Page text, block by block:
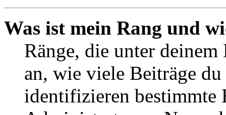
Was ist mein Rang und
Ränge, die unter deinem
an, wie viele Beiträge
identifizieren bestimmte